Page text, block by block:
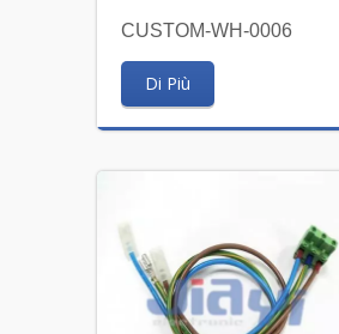
CUSTOM-WH-0006
Di Più